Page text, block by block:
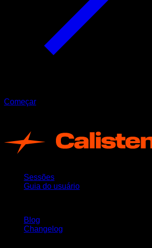
Começar
Sessões
Guia do usuário
Blog
Changelog